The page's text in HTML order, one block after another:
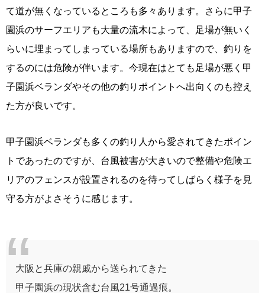
て道が無くなっているところも多々あります。さらに甲子
園浜のサーフエリアも大量の流木によって、足場が無いく
らいに埋まってしまっている場所もありますので、釣りを
するのには危険が伴います。今現在はとても足場が悪く甲
子園浜ベランダやその他の釣りポイントへ出向くのも控え
た方が良いです。
甲子園浜ベランダも多くの釣り人から愛されてきたポイン
トであったのですが、台風被害が大きいので整備や危険エ
リアのフェンスが設置されるのを待ってしばらく様子を見
守る方がよさそうに感じます。
大阪と兵庫の親戚から送られてきた
甲子園浜の現状含む台風21号通過痕。